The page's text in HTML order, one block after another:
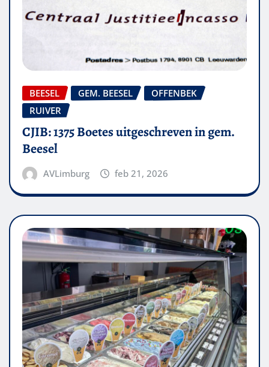
BEESEL GEM. BEESEL
OFFENBEK
RUIVER
CJIB: 1375 Boetes uitgeschreven in gem.
Beesel
AVLimburg feb 21, 2026